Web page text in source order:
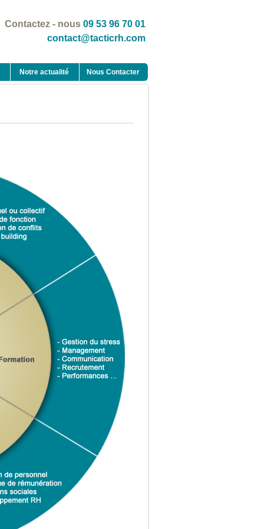
Contactez - nous 09 53 96 70 01
contact@tacticrh.com
Notre actualité Nous Contacter